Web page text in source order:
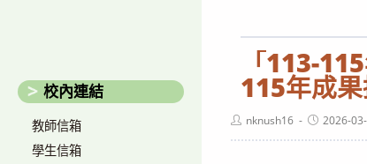
「113-
115年成
Postnknush16
Post2026-
校內連結
教師信箱
學生信箱